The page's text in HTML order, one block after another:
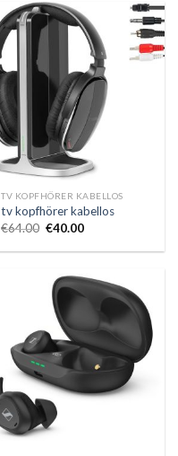
TV KOPFHÖRER KABELLOS
tv kopfhörer kabellos
€64.00 €40.00